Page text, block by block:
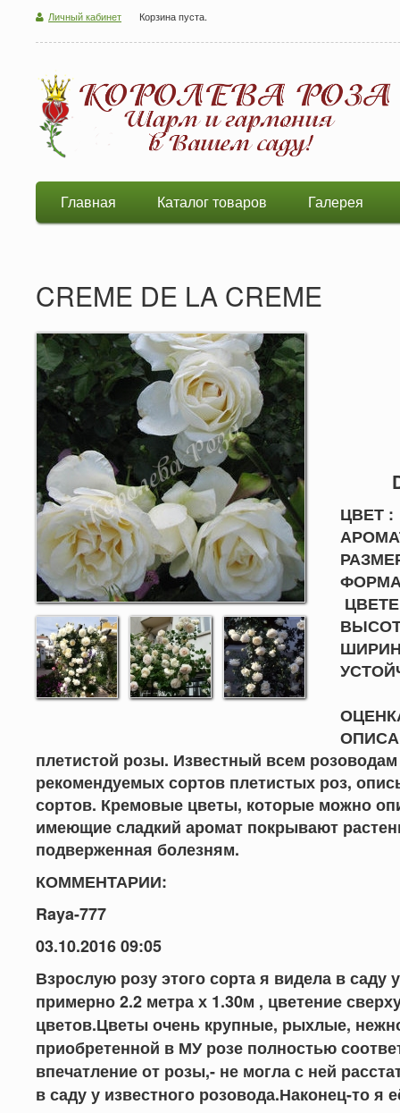
Личный кабинет Корзина пуста.
Главная Каталог товаров Галерея
CREME DE LA CREME
ЦВЕТ
ФОРМА
плетистой розы. Известный всем
рекомендуемых сортов плетистых роз,
сортов. Кремовые цветы, которые можно
имеющие сладкий аромат покрывают
подверженная болезням.
КОММЕНТАРИИ:
Raya-777
03.10.2016 09:05
Взрослую розу этого сорта я видела в
примерно 2.2 метра х 1.30м , цветение
цветов.Цветы очень крупные, рыхлые,
приобретенной в МУ розе полностью
впечатление от розы,- не могла с ней
в саду у известного розовода.Наконец-то я